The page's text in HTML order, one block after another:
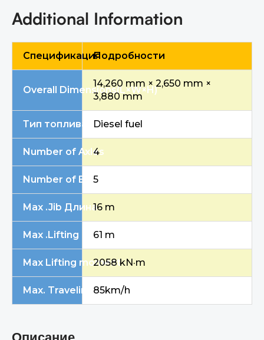
Additional Information
СпецификацияПодробности
Overall Dimensions(L×W×H)
14,260 mm × 2,650 mm ×
3,880 mm
Тип топлива Diesel fuel
Number of Axles
4
Number of Boom Sections
5
Max .Jib Длина16 m
Max .Lifting Высота
61 m
Max Lifting moment
2058 kN·m
Max. Traveling Speed
85km/h
Описание